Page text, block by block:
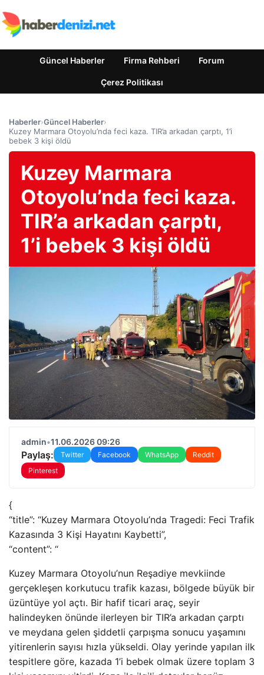
Güncel Haberler Firma Rehberi Forum
Çerez Politikası
Haberler›Güncel Haberler›
Kuzey Marmara Otoyolu’nda feci kaza. TIR’a arkadan çarptı, 1’i
bebek 3 kişi öldü
Kuzey Marmara
Otoyolu’nda feci kaza.
TIR’a arkadan çarptı,
1’i bebek 3 kişi öldü
admin•11.06.2026 09:26
Paylaş: Twitter Facebook WhatsApp
Reddit
Pinterest
{
“title”: “Kuzey Marmara Otoyolu’nda Tragedi: Feci Trafik
Kazasında 3 Kişi Hayatını Kaybetti”,
“content”: “
Kuzey Marmara Otoyolu’nun Reşadiye mevkiinde
gerçekleşen korkutucu trafik kazası, bölgede büyük bir
üzüntüye yol açtı. Bir hafif ticari araç, seyir
halindeyken önünde ilerleyen bir TIR’a arkadan çarptı
ve meydana gelen şiddetli çarpışma sonucu yaşamını
yitirenlerin sayısı hızla yükseldi. Olay yerinde yapılan ilk
tespitlere göre, kazada 1’i bebek olmak üzere toplam 3